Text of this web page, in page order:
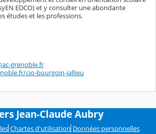
EDCO) et y consulter une abondante
études et les professions.
grenoble.fr
cio-bourgoin-jallieu
Jean-Claude Aubry
Chartes d'utilisation Données personnelles